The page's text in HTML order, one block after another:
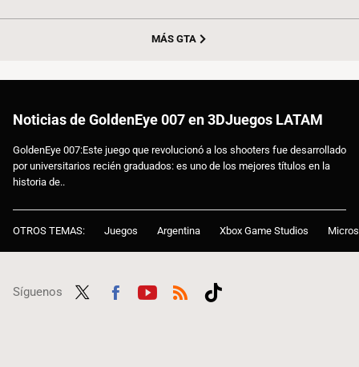
MÁS GTA
Noticias de GoldenEye 007 en 3DJuegos LATAM
GoldenEye 007:Este juego que revolucionó a los shooters fue desarrollado
por universitarios recién graduados: es uno de los mejores títulos en la
historia de..
OTROS TEMAS: Juegos Argentina Xbox Game Studios
Síguenos